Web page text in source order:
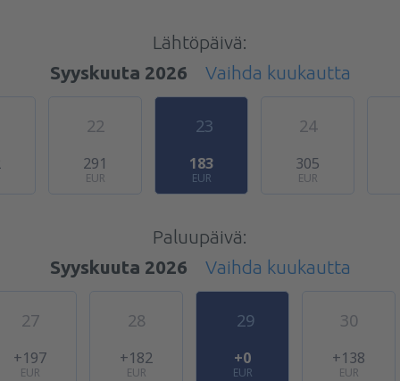
Lähtöpäivä:
Syyskuuta 2026
Vaihda kuukautta
22
291
EUR
23
183
EUR
24
305
EUR
Paluupäivä:
Syyskuuta 2026
Vaihda kuukautta
27
+197
EUR
28
+182
EUR
29
+0
EUR
30
+138
EUR